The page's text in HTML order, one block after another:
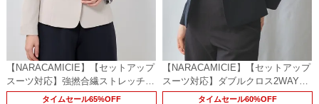
【NARACAMICIE】【セットアップ
スーツ対応】強撚合繊ストレッチス
タンドジャケットタイムセール65%OFF
【NARACAMICIE】【セットアップ
スーツ対応】ダブルクロス2WAYテ
ーラードジャケット
タイムセール60%OFF